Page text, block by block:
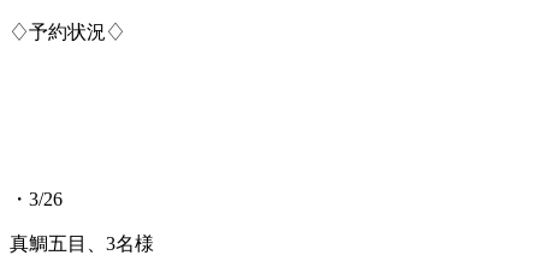
♢予約状況♢
・3/26
真鯛五目、3名様